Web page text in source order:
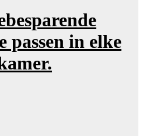
passen in elke